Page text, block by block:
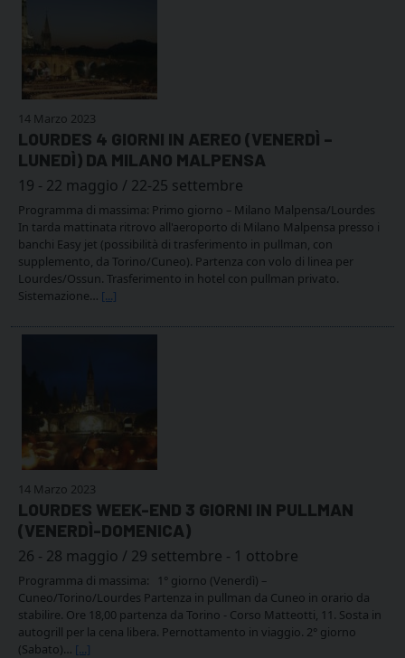
14 Marzo 2023
LOURDES 4 GIORNI IN AEREO (VENERDÌ –
LUNEDÌ) DA MILANO MALPENSA
19 - 22 maggio / 22-25 settembre
Programma di massima: Primo giorno – Milano Malpensa/Lourdes
In tarda mattinata ritrovo all'aeroporto di Milano Malpensa presso i
banchi Easy jet (possibilità di trasferimento in pullman, con
supplemento, da Torino/Cuneo). Partenza con volo di linea per
Lourdes/Ossun. Trasferimento in hotel con pullman privato.
Sistemazione… [...]
14 Marzo 2023
LOURDES WEEK-END 3 GIORNI IN PULLMAN
(VENERDÌ-DOMENICA)
26 - 28 maggio / 29 settembre - 1 ottobre
Programma di massima: 1° giorno (Venerdì) –
Cuneo/Torino/Lourdes Partenza in pullman da Cuneo in orario da
stabilire. Ore 18,00 partenza da Torino - Corso Matteotti, 11. Sosta in
autogrill per la cena libera. Pernottamento in viaggio. 2° giorno
(Sabato)… [...]